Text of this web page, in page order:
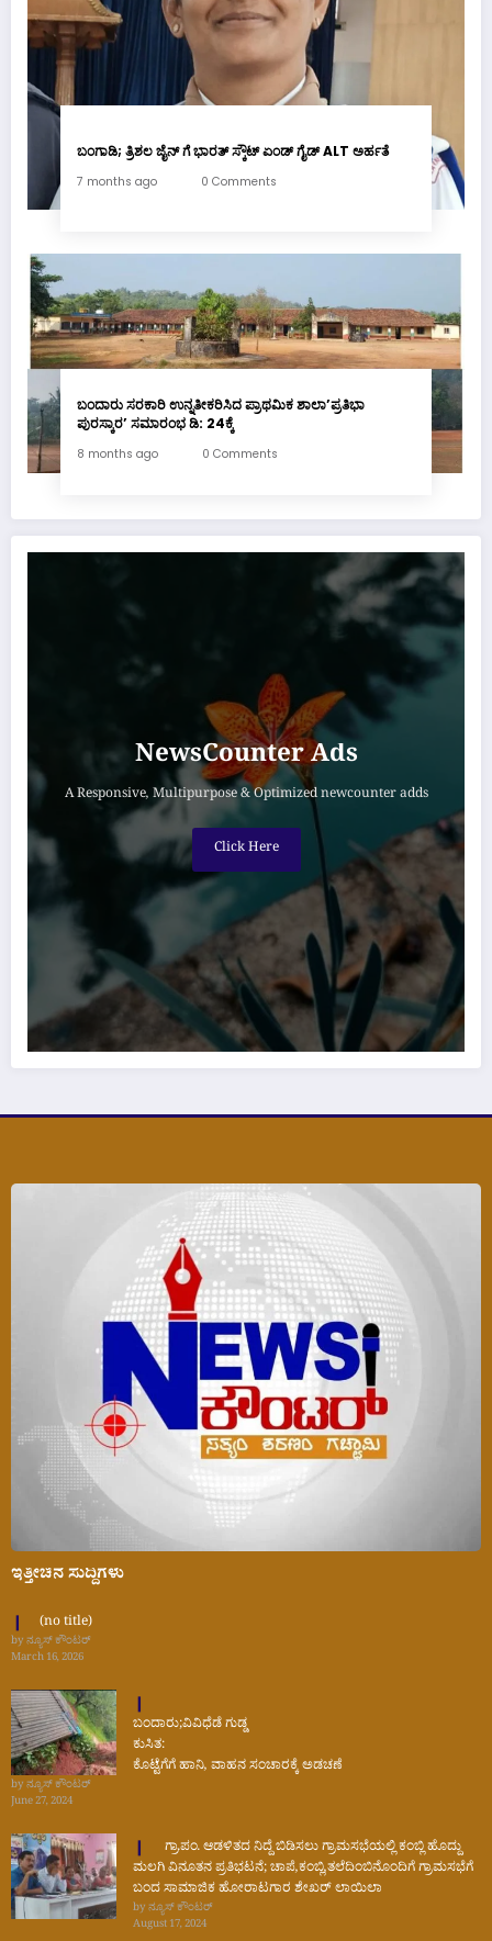
ಬಂಗಾಡಿ; ತ್ರಿಶಲ ಜೈನ್ ಗೆ ಭಾರತ್ ಸ್ಕೌಟ್ ಏಂಡ್ ಗೈಡ್ ALT ಅರ್ಹತೆ
7 months ago 0 Comments
ಬಂದಾರು ಸರಕಾರಿ ಉನ್ನತೀಕರಿಸಿದ ಪ್ರಾಥಮಿಕ ಶಾಲಾ’ಪ್ರತಿಭಾ
ಪುರಸ್ಕಾರ’ ಸಮಾರಂಭ ಡಿ: 24ಕ್ಕೆ
8 months ago 0 Comments
NewsCounter Ads
A Responsive, Multipurpose & Optimized newcounter adds
Click Here
ಇತ್ತೀಚಿನ ಸುದ್ದಿಗಳು
(no title)
by ನ್ಯೂಸ್ ಕೌಂಟರ್
March 16, 2026
ಬಂದಾರು;ವಿವಿಧೆಡೆ ಗುಡ್ಡ
ಕುಸಿತ:
ಕೊಟ್ಟೆಗೆಗೆ ಹಾನಿ, ವಾಹನ ಸಂಚಾರಕ್ಕೆ ಅಡಚಣೆ
by ನ್ಯೂಸ್ ಕೌಂಟರ್
June 27, 2024
ಗ್ರಾ.ಪಂ. ಆಡಳಿತದ ನಿದ್ದೆ ಬಿಡಿಸಲು ಗ್ರಾಮಸಭೆಯಲ್ಲಿ ಕಂಬ್ಲಿ ಹೊದ್ದು
ಮಲಗಿ ವಿನೂತನ ಪ್ರತಿಭಟನೆ; ಚಾಪೆ,ಕಂಬ್ಲಿ,ತಲೆದಿಂಬಿನೊಂದಿಗೆ ಗ್ರಾಮಸಭೆಗೆ
ಬಂದ ಸಾಮಾಜಿಕ ಹೋರಾಟಗಾರ ಶೇಖರ್ ಲಾಯಿಲಾ
by ನ್ಯೂಸ್ ಕೌಂಟರ್
August 17, 2024